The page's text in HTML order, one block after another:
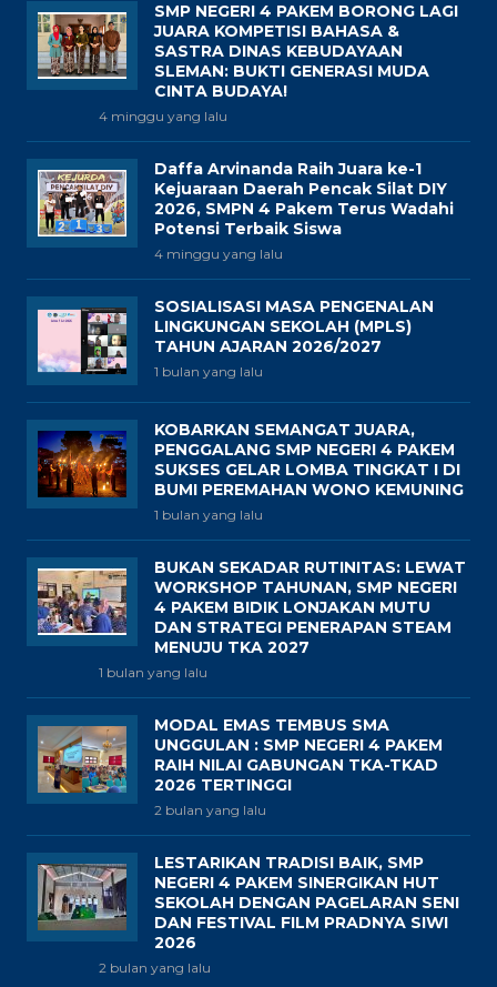
SMP NEGERI 4 PAKEM BORONG LAGI
JUARA KOMPETISI BAHASA &
SASTRA DINAS KEBUDAYAAN
SLEMAN: BUKTI GENERASI MUDA
CINTA BUDAYA!
4 minggu yang lalu
Daffa Arvinanda Raih Juara ke-1
Kejuaraan Daerah Pencak Silat DIY
2026, SMPN 4 Pakem Terus Wadahi
Potensi Terbaik Siswa
4 minggu yang lalu
SOSIALISASI MASA PENGENALAN
LINGKUNGAN SEKOLAH (MPLS)
TAHUN AJARAN 2026/2027
1 bulan yang lalu
KOBARKAN SEMANGAT JUARA,
PENGGALANG SMP NEGERI 4 PAKEM
SUKSES GELAR LOMBA TINGKAT I DI
BUMI PEREMAHAN WONO KEMUNING
1 bulan yang lalu
BUKAN SEKADAR RUTINITAS: LEWAT
WORKSHOP TAHUNAN, SMP NEGERI
4 PAKEM BIDIK LONJAKAN MUTU
DAN STRATEGI PENERAPAN STEAM
MENUJU TKA 2027
1 bulan yang lalu
MODAL EMAS TEMBUS SMA
UNGGULAN : SMP NEGERI 4 PAKEM
RAIH NILAI GABUNGAN TKA-TKAD
2026 TERTINGGI
2 bulan yang lalu
LESTARIKAN TRADISI BAIK, SMP
NEGERI 4 PAKEM SINERGIKAN HUT
SEKOLAH DENGAN PAGELARAN SENI
DAN FESTIVAL FILM PRADNYA SIWI
2026
2 bulan yang lalu